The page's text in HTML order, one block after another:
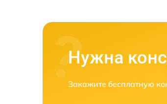
Нужна
Закажите бесплатную